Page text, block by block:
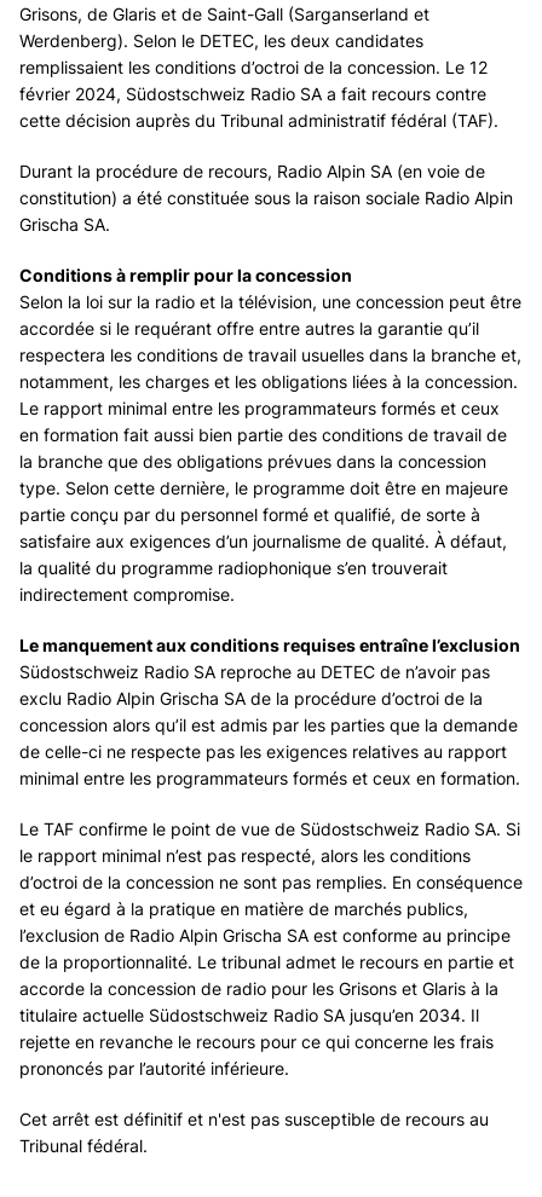
Grisons, de Glaris et de Saint-Gall (Sarganserland et
Werdenberg). Selon le DETEC, les deux candidates
remplissaient les conditions d’octroi de la concession. Le 12
février 2024, Südostschweiz Radio SA a fait recours contre
cette décision auprès du Tribunal administratif fédéral (TAF).
Durant la procédure de recours, Radio Alpin SA (en voie de
constitution) a été constituée sous la raison sociale Radio Alpin
Grischa SA.
Conditions à remplir pour la concession
Selon la loi sur la radio et la télévision, une concession peut être
accordée si le requérant offre entre autres la garantie qu’il
respectera les conditions de travail usuelles dans la branche et,
notamment, les charges et les obligations liées à la concession.
Le rapport minimal entre les programmateurs formés et ceux
en formation fait aussi bien partie des conditions de travail de
la branche que des obligations prévues dans la concession
type. Selon cette dernière, le programme doit être en majeure
partie conçu par du personnel formé et qualifié, de sorte à
satisfaire aux exigences d’un journalisme de qualité. À défaut,
la qualité du programme radiophonique s’en trouverait
indirectement compromise.
Le manquement aux conditions requises entraîne l’exclusion
Südostschweiz Radio SA reproche au DETEC de n’avoir pas
exclu Radio Alpin Grischa SA de la procédure d’octroi de la
concession alors qu’il est admis par les parties que la demande
de celle-ci ne respecte pas les exigences relatives au rapport
minimal entre les programmateurs formés et ceux en formation.
Le TAF confirme le point de vue de Südostschweiz Radio SA. Si
le rapport minimal n’est pas respecté, alors les conditions
d’octroi de la concession ne sont pas remplies. En conséquence
et eu égard à la pratique en matière de marchés publics,
l’exclusion de Radio Alpin Grischa SA est conforme au principe
de la proportionnalité. Le tribunal admet le recours en partie et
accorde la concession de radio pour les Grisons et Glaris à la
titulaire actuelle Südostschweiz Radio SA jusqu’en 2034. Il
rejette en revanche le recours pour ce qui concerne les frais
prononcés par l’autorité inférieure.
Cet arrêt est définitif et n'est pas susceptible de recours au
Tribunal fédéral.